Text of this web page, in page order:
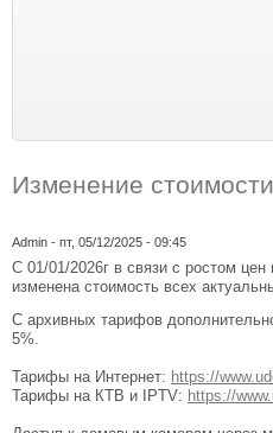
Изменение
Admin - пт, 05/12/2025 - 09:45
С 01/01/2026г в связи с ростом
изменена стоимость всех
С архивных тарифов
5%.
Тарифы на Интернет: https://
Тарифы на КТВ и IPTV: https://